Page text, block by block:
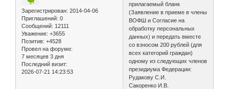
Зарегистрирован: 2014-04-06
Приглашений: 0
Сообщений: 12111
Уважение: +3655
Позитив: +4528
Провел на форуме:
7 месяцев 3 дня
Последний визит:
2026-07-21 14:23:53
прилагаемый бланк
(Заявление в приеме в члены
ВОФШ и Согласие на
обработку персональных
данных) и передать вместе
со взносом 200 рублей (для
всех категорий граждан)
одному из следующих членов
президиума Федерации:
Рудакову С.И.
Сакоренко И.В.